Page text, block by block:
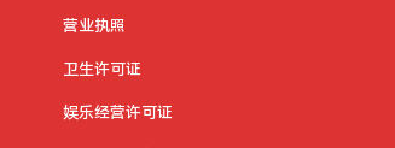
营业执照
卫生许可证
娱乐经营许可证